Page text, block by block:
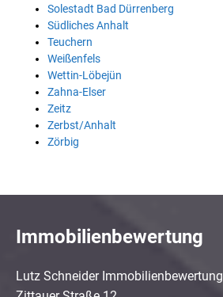
Solestadt Bad Dürrenberg
Südliches Anhalt
Teuchern
Weißenfels
Wettin-Löbejün
Zahna-Elser
Zeitz
Zerbst/Anhalt
Zörbig
Immobilienbewertung
Lutz Schneider Immobilienbewertung